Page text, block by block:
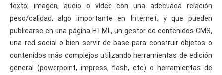
texto, imagen, audio o vídeo con una adecuada relación
peso/calidad, algo importante en Internet, y que pueden
publicarse en una página HTML, un gestor de contenidos CMS,
una red social o bien servir de base para construir objetos o
contenidos más complejos utilizando herramientas de edición
general (powerpoint, impress, flash, etc) o herramientas de